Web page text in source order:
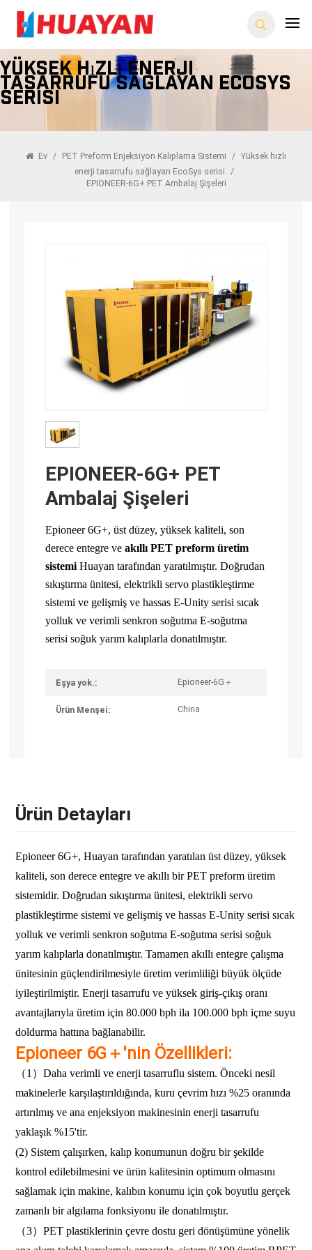
Yüksek Hızlı Enerji
Tasarrufu Sağlayan EcoSys
Serisi
Ev / PET Preform Enjeksiyon Kalıplama Sistemi / Yüksek hızlı
enerji tasarrufu sağlayan EcoSys serisi
/
EPIONEER-6G+ PET Ambalaj Şişeleri
EPIONEER-6G+ PET
Ambalaj Şişeleri
Epioneer 6G+, üst düzey, yüksek kaliteli, son
derece entegre ve akıllı PET preform üretim
sistemi Huayan tarafından yaratılmıştır. Doğrudan
sıkıştırma ünitesi, elektrikli servo plastikleştirme
sistemi ve gelişmiş ve hassas E-Unity serisi sıcak
yolluk ve verimli senkron soğutma E-soğutma
serisi soğuk yarım kalıplarla donatılmıştır.
Eşya yok.: Epioneer-6G＋
Ürün Menşei: China
Ürün Detayları
Epioneer 6G+, Huayan tarafından yaratılan üst düzey, yüksek
kaliteli, son derece entegre ve akıllı bir PET preform üretim
sistemidir. Doğrudan sıkıştırma ünitesi, elektrikli servo
plastikleştirme sistemi ve gelişmiş ve hassas E-Unity serisi sıcak
yolluk ve verimli senkron soğutma E-soğutma serisi soğuk
yarım kalıplarla donatılmıştır. Tamamen akıllı entegre çalışma
ünitesinin güçlendirilmesiyle üretim verimliliği büyük ölçüde
iyileştirilmiştir. Enerji tasarrufu ve yüksek giriş-çıkış oranı
avantajlarıyla üretim için 80.000 bph ila 100.000 bph içme suyu
doldurma hattına bağlanabilir.
Epioneer 6G＋'nin Özellikleri:
（1）Daha verimli ve enerji tasarruflu sistem. Önceki nesil
makinelerle karşılaştırıldığında, kuru çevrim hızı %25 oranında
artırılmış ve ana enjeksiyon makinesinin enerji tasarrufu
yaklaşık %15'tir.
(2) Sistem çalışırken, kalıp konumunun doğru bir şekilde
kontrol edilebilmesini ve ürün kalitesinin optimum olmasını
sağlamak için makine, kalıbın konumu için çok boyutlu gerçek
zamanlı bir algılama fonksiyonu ile donatılmıştır.
（3）PET plastiklerinin çevre dostu geri dönüşümüne yönelik